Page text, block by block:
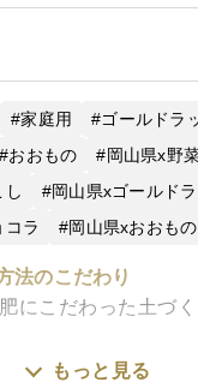
家庭用
ゴールドラ
おおもの
岡山県x野
し
岡山県xゴールド
コラ
岡山県xおおもの
法のこだわり
にこだわった土づく
穫適期はわずか3日
もっと見る